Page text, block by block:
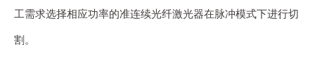
工需求选择相应功率的准连续光纤激光器在脉冲模式下进行切
割。